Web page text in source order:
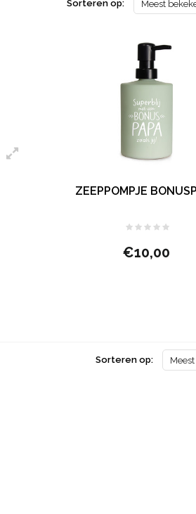
Sorteren op: Meest
ZEEPPOMPJE
€10,00
Sorteren op: